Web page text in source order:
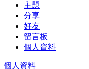
主題
分享
好友
留言板
個人資料
個人資料